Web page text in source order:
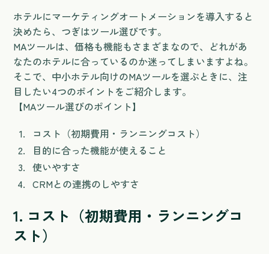
ホテルにマーケティングオートメーションを導入すると
決めたら、つぎはツール選びです。
MAツールは、価格も機能もさまざまなので、どれがあ
なたのホテルに合っているのか迷ってしまいますよね。
そこで、中小ホテル向けのMAツールを選ぶときに、注
目したい4つのポイントをご紹介します。
【MAツール選びのポイント】
コスト（初期費用・ランニングコスト）
目的に合った機能が使えること
使いやすさ
CRMとの連携のしやすさ
1. コスト（初期費用・ランニングコ
スト）